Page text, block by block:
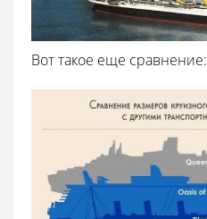
Вот такое еще сравнение: